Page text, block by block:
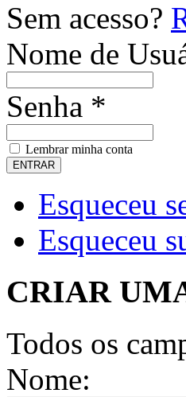
Sem acesso?
Nome de
Senha *
Lembrar minha conta
Esqueceu
Esqueceu
CRIAR
Todos os
Nome: